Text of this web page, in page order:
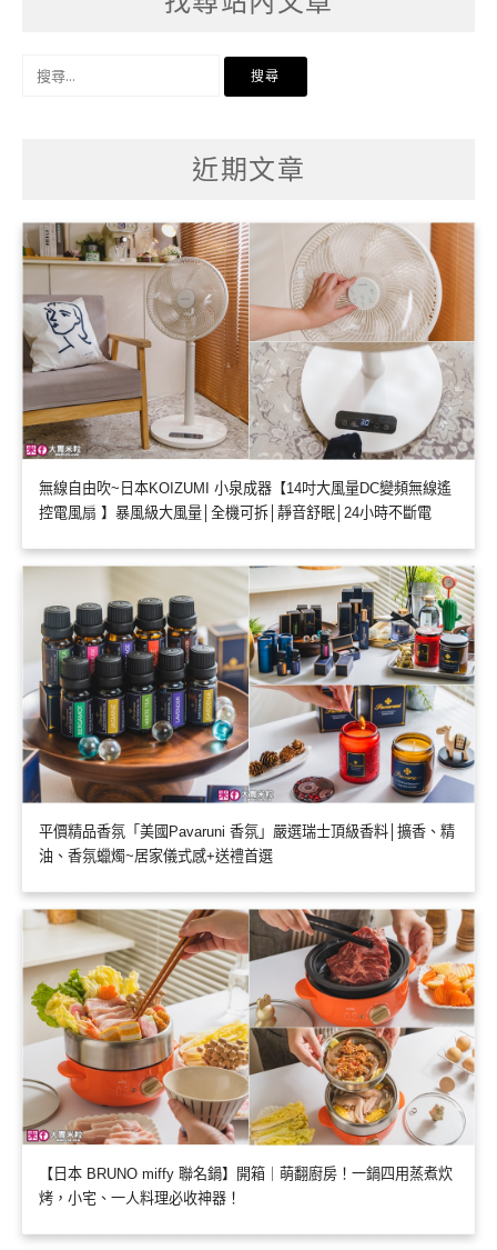
近期文章
無線自由吹~日本KOIZUMI 小泉成器【14吋大風量DC變頻無線遙
控電風扇 】暴風級大風量│全機可拆│靜音舒眠│24小時不斷電
平價精品香氛「美國Pavaruni 香氛」嚴選瑞士頂級香料│擴香、精
油、香氛蠟燭~居家儀式感+送禮首選
【日本 BRUNO miffy 聯名鍋】開箱｜萌翻廚房！一鍋四用蒸煮炊
烤，小宅、一人料理必收神器！